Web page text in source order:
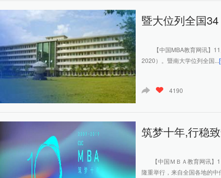
暨大位列全国
【中国MBA教育网讯】11
2020）。暨南大学位列全国...
4190
筑梦十年,行稳
【中国ＭＢＡ教育网讯】
隆重举行，来自全国各地的